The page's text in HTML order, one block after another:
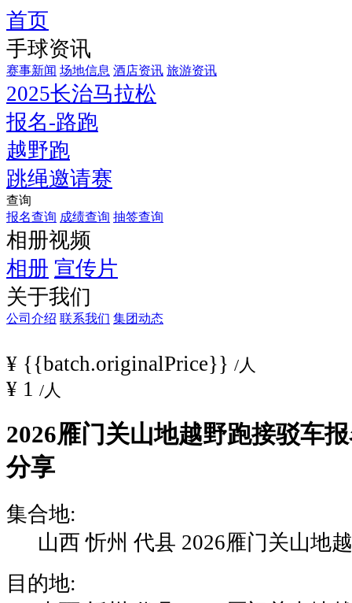
2026
雁
门
关
山
地
越
野
跑
将
于
5
月
31
日
鸣
起
跑
保
障
参
选
够
顺
首页
手球资讯
赛事新闻 场地信息 酒店资讯 旅游资讯
2025长治马拉松
报名-路跑
越野跑
跳绳邀请赛
查询
报名查询 成绩查询 抽签查询
相册视频
相册 宣传片
关于我们
公司介绍 联系我们 集团动态
¥ {{batch.originalPrice}} /人
¥ 1 /人
2026雁门关山地越野跑接驳车
分享
集合地:
山西 忻州 代县 2026雁门关山地
目的地: